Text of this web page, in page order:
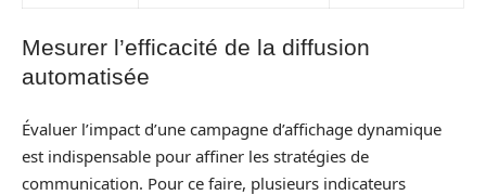
Mesurer l’efficacité de la diffusion
automatisée
Évaluer l’impact d’une campagne d’affichage dynamique
est indispensable pour affiner les stratégies de
communication. Pour ce faire, plusieurs indicateurs